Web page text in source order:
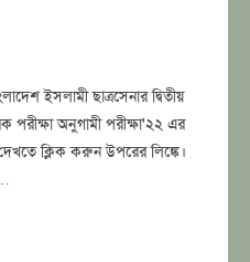
ইসলামী ছাত্রসেনার দ্বিতীয়
পরীক্ষা অনুগামী পরীক্ষা'২২ এর
ক্লিক করুন উপরের লিঙ্কে।